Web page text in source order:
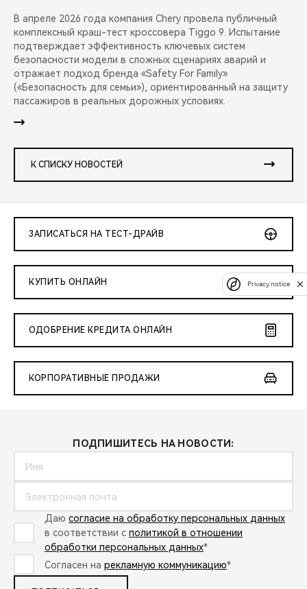
В апреле 2026 года компания Chery провела публичный
комплексный краш-тест кроссовера Tiggo 9. Испытание
подтверждает эффективность ключевых систем
безопасности модели в сложных сценариях аварий и
отражает подход бренда «Safety For Family»
(«Безопасность для семьи»), ориентированный на защиту
пассажиров в реальных дорожных условиях.
К СПИСКУ НОВОСТЕЙ
ЗАПИСАТЬСЯ НА ТЕСТ-ДРАЙВ
КУПИТЬ ОНЛАЙН
ОДОБРЕНИЕ КРЕДИТА ОНЛАЙН
КОРПОРАТИВНЫЕ ПРОДАЖИ
ПОДПИШИТЕСЬ НА НОВОСТИ:
Даю согласие на обработку персональных данных
в соответствии с политикой в отношении
обработки персональных данных*
Согласен на рекламную коммуникацию*
Privacy notice